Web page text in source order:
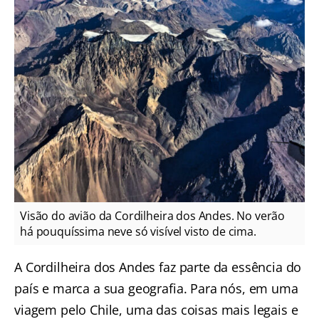
Visão do avião da Cordilheira dos Andes. No verão
há pouquíssima neve só visível visto de cima.
A Cordilheira dos Andes faz parte da essência do
país e marca a sua geografia. Para nós, em uma
viagem pelo Chile, uma das coisas mais legais e